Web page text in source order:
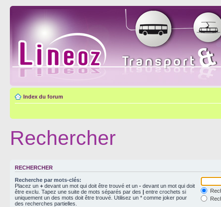
Index du forum
Rechercher
RECHERCHER
Recherche par mots-clés:
Placez un + devant un mot qui doit être trouvé et un - devant un mot qui doit
être exclu. Tapez une suite de mots séparés par des | entre crochets si
uniquement un des mots doit être trouvé. Utilisez un * comme joker pour
des recherches partielles.